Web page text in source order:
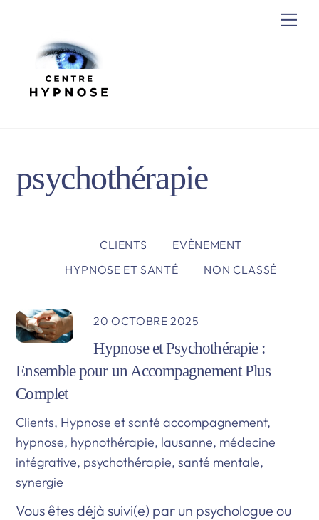
content
psychothérapie
CLIENTS
EVÈNEMENT
HYPNOSE ET SANTÉ
NON CLASSÉ
20 OCTOBRE 2025
Hypnose et Psychothérapie :
Ensemble pour un Accompagnement Plus
Complet
Clients, Hypnose et santé accompagnement,
hypnose, hypnothérapie, lausanne, médecine
intégrative, psychothérapie,santé mentale,
synergie
Vous êtes déjà suivi(e) par un psychologue ou